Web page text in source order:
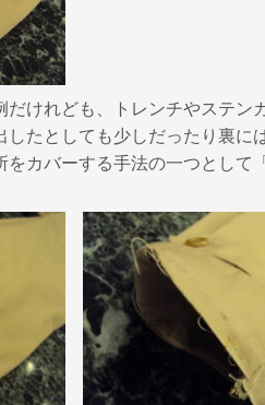
けれども、トレンチやステ
たとしても少しだったり裏
カバーする手法の一つとし